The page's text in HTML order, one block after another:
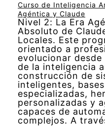
Curso de Inteligencia
Agéntica y Claude
Nivel 2: La Era
Absoluto de
Locales. Este
orientado a
evolucionar
de la inteligencia
construcción de
inteligentes,
especializadas,
personalizadas y
capaces de
complejos. A